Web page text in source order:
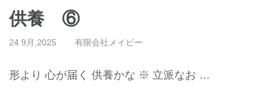
供養 ⑥
24 9月,2025 有限会社メイビー
形より 心が届く 供養かな ※ 立派なお …